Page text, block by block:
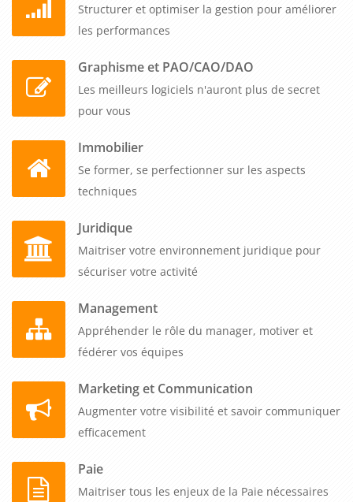
Structurer et optimiser la gestion pour améliorer
les performances
Graphisme et PAO/CAO/DAO
Les meilleurs logiciels n'auront plus de secret
pour vous
Immobilier
Se former, se perfectionner sur les aspects
techniques
Juridique
Maitriser votre environnement juridique pour
sécuriser votre activité
Management
Appréhender le rôle du manager, motiver et
fédérer vos équipes
Marketing et Communication
Augmenter votre visibilité et savoir communiquer
efficacement
Paie
Maitriser tous les enjeux de la Paie nécessaires